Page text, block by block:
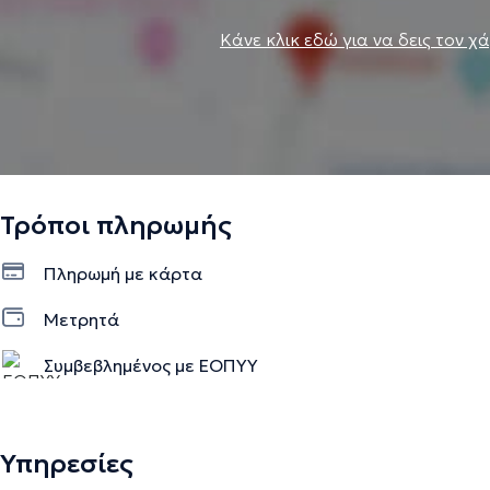
Κάνε κλικ εδώ για να δεις τον
Τρόποι πληρωμής
Πληρωμή με κάρτα
Μετρητά
Συμβεβλημένος με ΕΟΠΥΥ
Υπηρεσίες